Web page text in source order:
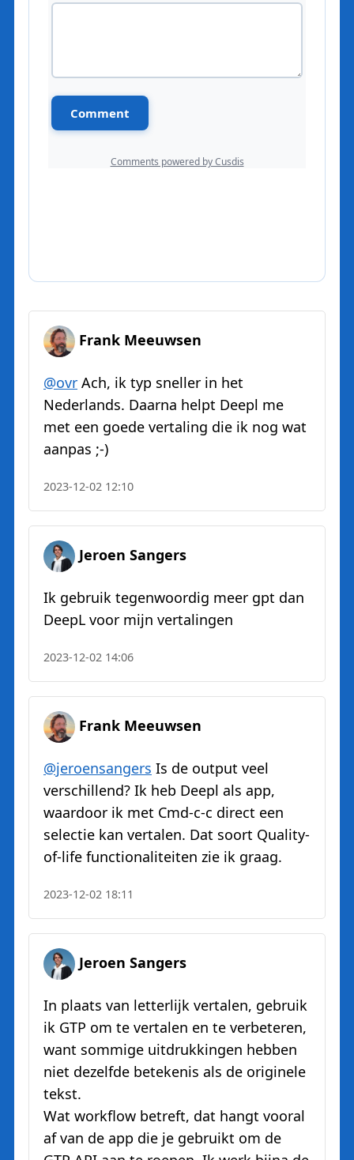
Frank Meeuwsen
@ovr Ach, ik typ sneller in het
Nederlands. Daarna helpt Deepl me
met een goede vertaling die ik nog wat
aanpas ;-)
2023-12-02 12:10
Jeroen Sangers
Ik gebruik tegenwoordig meer gpt dan
DeepL voor mijn vertalingen
2023-12-02 14:06
Frank Meeuwsen
@jeroensangers Is de output veel
verschillend? Ik heb Deepl als app,
waardoor ik met Cmd-c-c direct een
selectie kan vertalen. Dat soort Quality-
of-life functionaliteiten zie ik graag.
2023-12-02 18:11
Jeroen Sangers
In plaats van letterlijk vertalen, gebruik
ik GTP om te vertalen en te verbeteren,
want sommige uitdrukkingen hebben
niet dezelfde betekenis als de originele
tekst.
Wat workflow betreft, dat hangt vooral
af van de app die je gebruikt om de